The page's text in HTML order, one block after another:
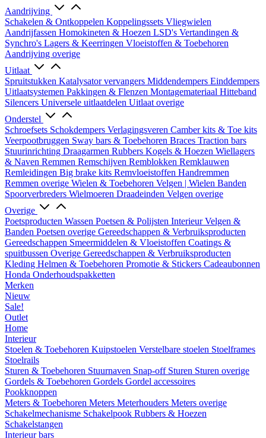
Aandrijving
Schakelen & Ontkoppelen Koppelingssets Vliegwielen
Aandrijfassen Homokineten & Hoezen LSD's Vertandingen &
Synchro's Lagers & Keerringen Vloeistoffen & Toebehoren
Aandrijving overige
Uitlaat
Spruitstukken Katalysator vervangers Middendempers Einddempers
Uitlaatsystemen Pakkingen & Flenzen Montagemateriaal Hitteband
Silencers Universele uitlaatdelen Uitlaat overige
Onderstel
Schroefsets Schokdempers Verlagingsveren Camber kits & Toe kits
Veerpootbruggen Sway bars & Toebehoren Braces Traction bars
Stuurinrichting Draagarmen Rubbers Kogels & Hoezen Wiellagers
& Naven Remmen Remschijven Remblokken Remklauwen
Remleidingen Big brake kits Remvloeistoffen Handremmen
Remmen overige Wielen & Toebehoren Velgen | Wielen Banden
Spoorverbreders Wielmoeren Draadeinden Velgen overige
Overige
Poetsproducten Wassen Poetsen & Polijsten InterieurVelgen &
Banden Poetsen overige Gereedschappen & Verbruiksproducten
Gereedschappen Smeermiddelen & Vloeistoffen Coatings &
spuitbussen Overige Gereedschappen & Verbruiksproducten
Kleding Helmen & Toebehoren Promotie & Stickers Cadeaubonnen
Honda Onderhoudspakketten
Merken
Nieuw
Sale!
Outlet
Home
Interieur
Stoelen & Toebehoren Kuipstoelen Verstelbare stoelen Stoelframes
Stoelrails
Sturen & Toebehoren Stuurnaven Snap-off Sturen Sturen overige
Gordels & Toebehoren Gordels Gordel accessoires
Pookknoppen
Meters & Toebehoren Meters Meterhouders Meters overige
Schakelmechanisme Schakelpook Rubbers & Hoezen
Schakelstangen
Interieur bars